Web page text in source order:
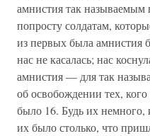
амнистия так
попросту солдатам,
из первых была амнистия
нас не касалась; нас
амнистия — для так
об освобождении тех,
было 16. Будь их
их было столько, что